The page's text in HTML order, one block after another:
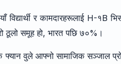
विद्यार्थी र कामदारहरूलाई H-१B
समूह हो, भारत पछि ७०%।
फ्यान वुले आफ्नो सामाजिक सञ्जाल